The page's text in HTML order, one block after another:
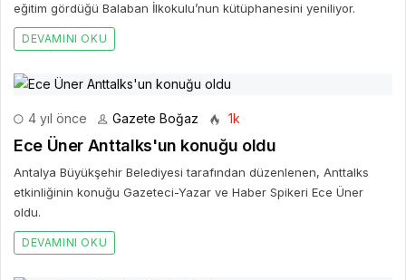
eğitim gördüğü Balaban İlkokulu’nun kütüphanesini yeniliyor.
DEVAMINI OKU
4 yıl önce Gazete Boğaz 1k
Ece Üner Anttalks'un konuğu oldu
Antalya Büyükşehir Belediyesi tarafından düzenlenen, Anttalks
etkinliğinin konuğu Gazeteci-Yazar ve Haber Spikeri Ece Üner
oldu.
DEVAMINI OKU